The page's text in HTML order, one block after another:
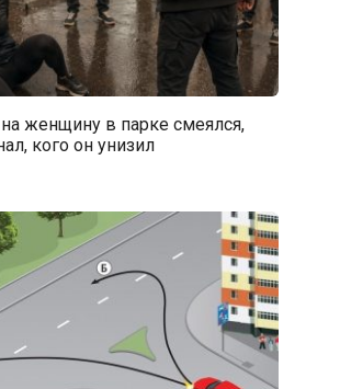
женщину в парке смеялся,
кого он унизил